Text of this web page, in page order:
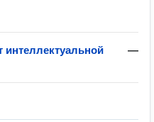
интеллектуальной
—